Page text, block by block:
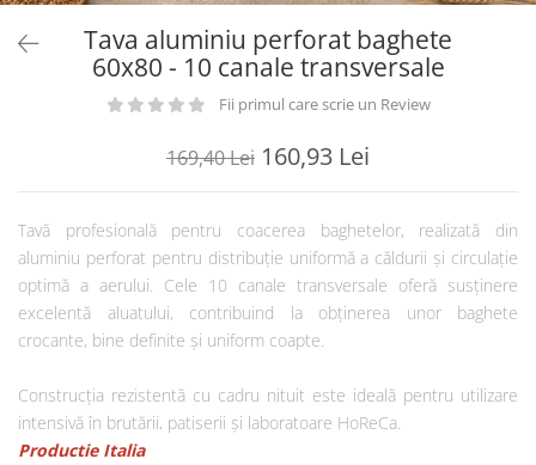
Tava aluminiu perforat baghete
60x80 - 10 canale transversale
Fii primul care scrie un Review
169,40 Lei 160,93 Lei
Tavă profesională pentru coacerea baghetelor, realizată din
aluminiu perforat pentru distribuție uniformă a căldurii și circulație
optimă a aerului. Cele 10 canale transversale oferă susținere
excelentă aluatului, contribuind la obținerea unor baghete
crocante, bine definite și uniform coapte.
Construcția rezistentă cu cadru nituit este ideală pentru utilizare
intensivă în brutării, patiserii și laboratoare HoReCa.
Productie Italia